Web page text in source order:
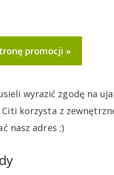
promocji
wyrazić zgodę na
korzysta z
nasz adres ;)